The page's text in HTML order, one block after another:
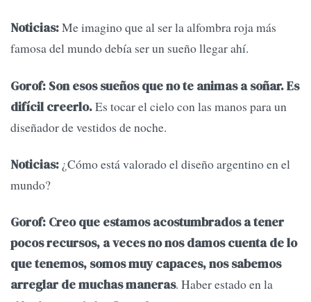
Noticias:Me imagino que al ser la alfombra roja más
famosa del mundo debía ser un sueño llegar ahí.
Gorof: Son esos sueños que no te animas a soñar. Es
difícil creerlo.Es tocar el cielo con las manos para un
diseñador de vestidos de noche.
Noticias: ¿Cómo está valorado el diseño argentino en el
mundo?
Gorof: Creo que estamos acostumbrados a tener
pocos recursos, a veces no nos damos cuenta de lo
que tenemos, somos muy capaces, nos sabemos
arreglar de muchas maneras. Haber estado en la